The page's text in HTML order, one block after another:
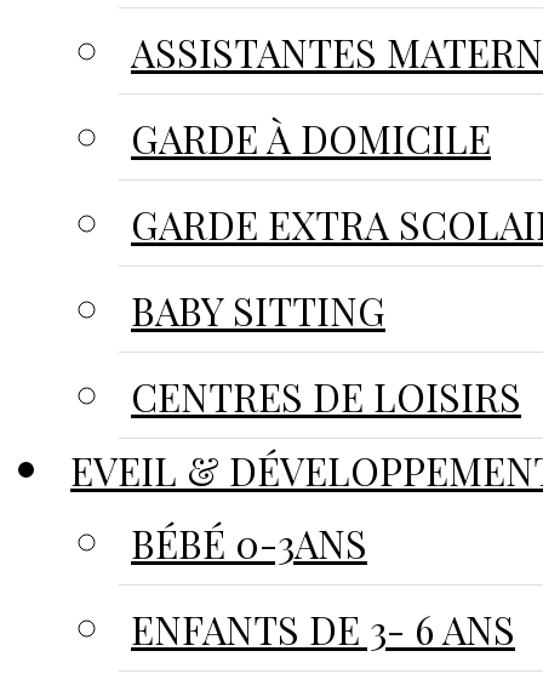
ASSISTANTES
GARDE À DOMICILE
GARDE EXTRA
BABY SITTING
CENTRES DE LOISIRS
EVEIL &
BÉBÉ 0-3ANS
ENFANTS DE 3- 6 ANS